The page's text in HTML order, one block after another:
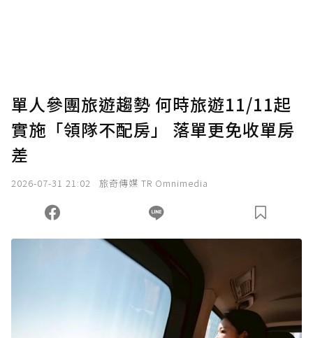
單人參團旅遊趨勢 何時旅遊11/11起
實施「領隊不配房」 落單更免收單房
差
2026-07-31 21:02 旅奇傳媒 TR Omnimedia